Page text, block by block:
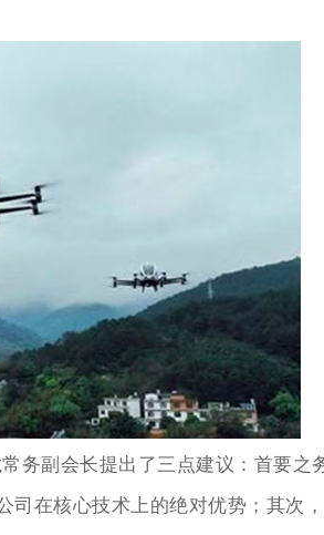
务副会长提出了三点建议：首要之
司在核心技术上的绝对优势；其次